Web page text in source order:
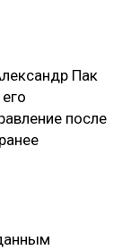
Пак
после